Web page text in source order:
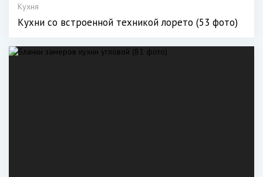
Кухня
Кухни со встроенной техникой лорето (53 фото)